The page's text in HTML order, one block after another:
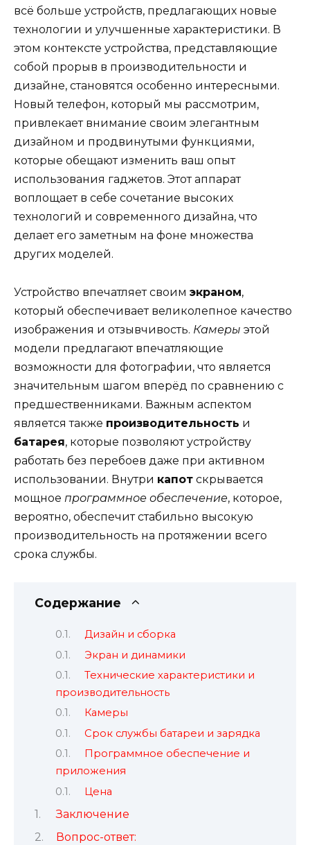
всё больше устройств, предлагающих новые
технологии и улучшенные характеристики. В
этом контексте устройства, представляющие
собой прорыв в производительности и
дизайне, становятся особенно интересными.
Новый телефон, который мы рассмотрим,
привлекает внимание своим элегантным
дизайном и продвинутыми функциями,
которые обещают изменить ваш опыт
использования гаджетов. Этот аппарат
воплощает в себе сочетание высоких
технологий и современного дизайна, что
делает его заметным на фоне множества
других моделей.
Устройство впечатляет своим экраном,
который обеспечивает великолепное качество
изображения и отзывчивость. Камеры этой
модели предлагают впечатляющие
возможности для фотографии, что является
значительным шагом вперёд по сравнению с
предшественниками. Важным аспектом
является также производительность и
батарея, которые позволяют устройству
работать без перебоев даже при активном
использовании. Внутри капот скрывается
мощное программное обеспечение, которое,
вероятно, обеспечит стабильно высокую
производительность на протяжении всего
срока службы.
Содержание
Дизайн и сборка
Экран и динамики
Технические характеристики и
производительность
Камеры
Срок службы батареи и зарядка
Программное обеспечение и
приложения
Цена
Заключение
Вопрос-ответ: